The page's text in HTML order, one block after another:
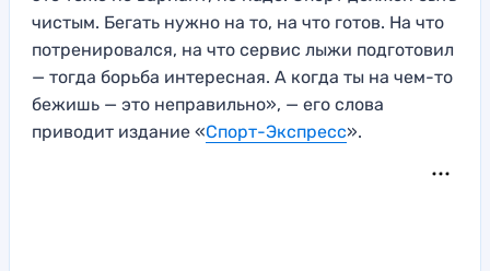
чистым. Бегать нужно на то, на что готов. На что
потренировался, на что сервис лыжи подготовил
— тогда борьба интересная. А когда ты на чем-то
бежишь — это неправильно», — его слова
приводит издание «Спорт-Экспресс».